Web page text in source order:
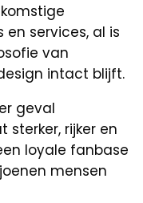
services, al is
van
intact blijft.
geval
sterker, rijker en
loyale fanbase
mensen